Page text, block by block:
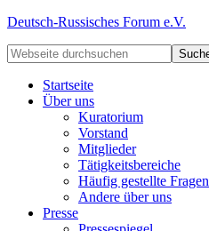
Deutsch-Russisches Forum e.V.
Startseite
Über uns
Kuratorium
Vorstand
Mitglieder
Tätigkeitsbereiche
Häufig gestellte Fragen
Andere über uns
Presse